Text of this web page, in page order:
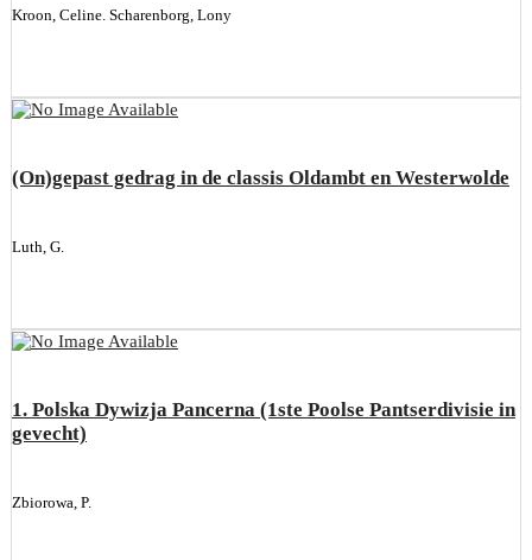
Kroon, Celine. Scharenborg, Lony
(On)gepast gedrag in de classis Oldambt en Westerwolde
Luth, G.
1. Polska Dywizja Pancerna (1ste Poolse Pantserdivisie in
gevecht)
Zbiorowa, P.